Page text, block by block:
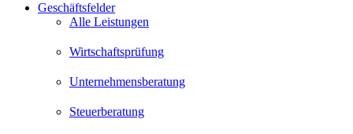
Geschäftsfelder
Alle Leistungen
Wirtschaftsprüfung
Unternehmensberatung
Steuerberatung